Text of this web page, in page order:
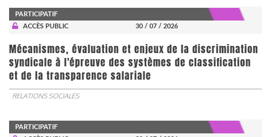
PARTICIPATIF
ACCÈS PUBLIC
30 / 07 / 2026
Mécanismes, évaluation et enjeux de la discrimination
syndicale à l'épreuve des systèmes de classification
et de la transparence salariale
RELATIONS SOCIALES
PARTICIPATIF